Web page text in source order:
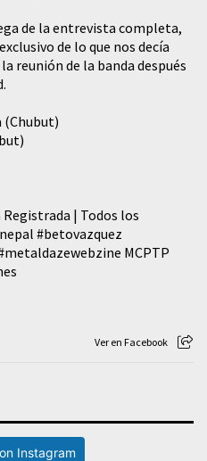
de la entrevista completa,
de lo que nos decía
reunión de la banda después
(Chubut)
| Todos los
#betovazquez
MCPTP
Ver en Facebook
Instagram